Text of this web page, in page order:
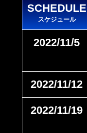
SCHEDULE
スケジュール
2022/11/5
2022/11/12
2022/11/19